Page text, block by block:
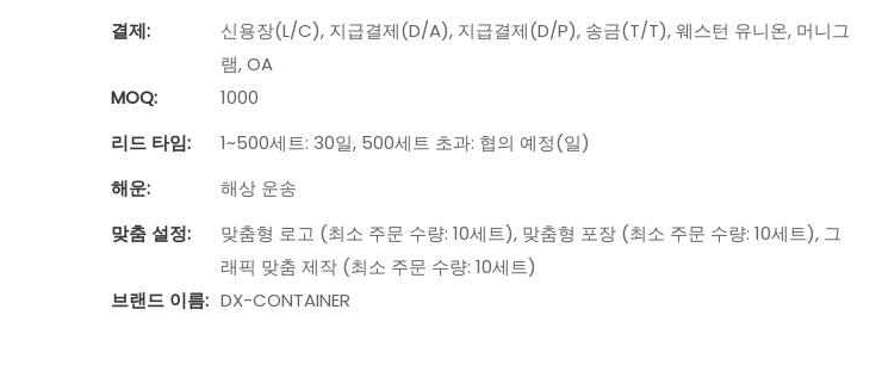
결제:
신용장(L/C), 지급결제(D/A), 지급결제(D/P), 송금(T/T), 웨스턴 유니온, 머니그
램, OA
MOQ:
1000
리드 타임:
1~500세트: 30일, 500세트 초과: 협의 예정(일)
해운:
해상 운송
맞춤 설정:
맞춤형 로고 (최소 주문 수량: 10세트), 맞춤형 포장 (최소 주문 수량: 10세트), 그
래픽 맞춤 제작 (최소 주문 수량: 10세트)
브랜드 이름: DX-CONTAINER